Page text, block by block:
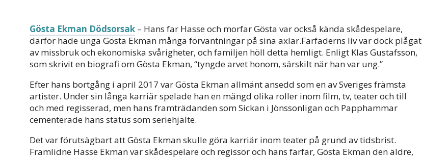
Gösta Ekman Dödsorsak – Hans far Hasse och morfar Gösta var också kända skådespelare,
därför hade unga Gösta Ekman många förväntningar på sina axlar.Farfaderns liv var dock plågat
av missbruk och ekonomiska svårigheter, och familjen höll detta hemligt. Enligt Klas Gustafsson,
som skrivit en biografi om Gösta Ekman, “tyngde arvet honom, särskilt när han var ung.”
Efter hans bortgång i april 2017 var Gösta Ekman allmänt ansedd som en av Sveriges främsta
artister. Under sin långa karriär spelade han en mängd olika roller inom film, tv, teater och till
och med regisserad, men hans framträdanden som Sickan i Jönssonligan och Papphammar
cementerade hans status som seriehjälte.
Det var förutsägbart att Gösta Ekman skulle göra karriär inom teater på grund av tidsbrist.
Framlidne Hasse Ekman var skådespelare och regissör och hans farfar, Gösta Ekman den äldre,